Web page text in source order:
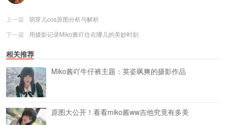
上一篇
萌芽儿cos原图分析与解析
下一篇
用摄影记录Miko酱吖住在哪儿的美妙时刻
相关推荐
Miko酱吖牛仔裤主题：英姿飒爽的摄影作品
原图大公开！看看miko酱ww吉他究竟有多美